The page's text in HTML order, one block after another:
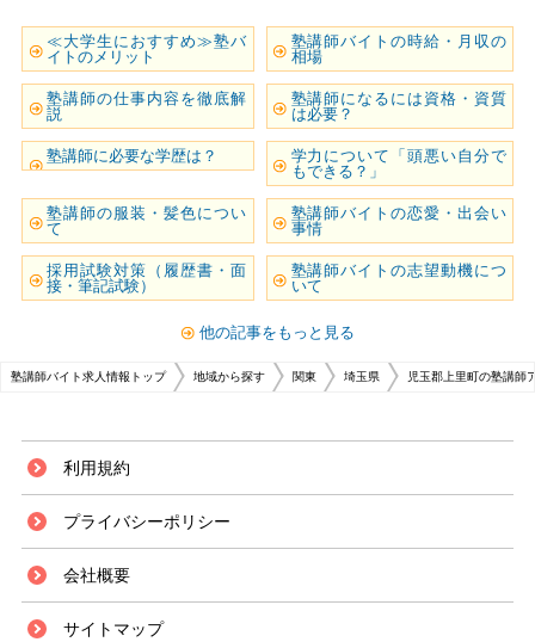
≪大学生におすすめ≫塾バ
イトのメリット
塾講師バイトの時給・月収の
相場
塾講師の仕事内容を徹底解
説
塾講師になるには資格・資質
は必要？
塾講師に必要な学歴は？
学力について「頭悪い自分で
もできる？」
塾講師の服装・髪色につい
て
塾講師バイトの恋愛・出会い
事情
採用試験対策（履歴書・面
接・筆記試験）
塾講師バイトの志望動機につ
いて
他の記事をもっと見る
塾講師バイト求人情報トップ 地域から探す 関東 埼玉県 児玉郡上里町の塾講師
利用規約
プライバシーポリシー
会社概要
サイトマップ